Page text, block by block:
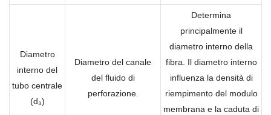
Diametro
interno del
tubo centrale
(d₃)
Diametro del canale
del fluido di
perforazione.
Determina
principalmente il
diametro interno della
fibra. Il diametro interno
influenza la densità di
riempimento del modulo
membrana e la caduta di